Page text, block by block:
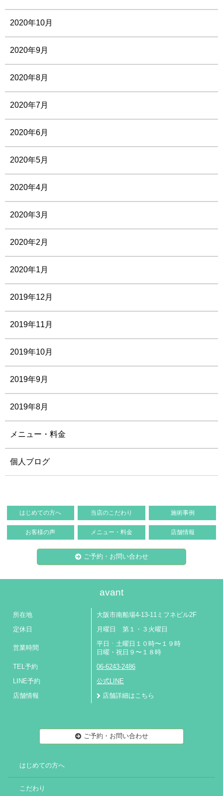
2020年10月
2020年9月
2020年8月
2020年7月
2020年6月
2020年5月
2020年4月
2020年3月
2020年2月
2020年1月
2019年12月
2019年11月
2019年10月
2019年9月
2019年8月
メニュー・料金
個人ブログ
はじめての方へ 当店のこだわり 施術事例
お客様の声 メニュー・料金 店舗情報
ご予約・お問い合わせ
avant
所在地 大阪市南船場4-13-11ミフネビル2F
定休日 月曜日 第１・３火曜日
営業時間
平日ㆍ土曜日１０時〜１９時
日曜・祝日９〜１８時
TEL予約 06-6243-2486
LINE予約 公式LINE
店舗情報 店舗詳細はこちら
ご予約・お問い合わせ
はじめての方へ
こだわり